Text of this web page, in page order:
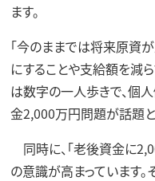
ます。
「今のままでは将来原資
にすることや支給額を減
は数字の一人歩きで、個
金2,000万円問題が話題と
同時に、「老後資金に
の意識が高まっています。